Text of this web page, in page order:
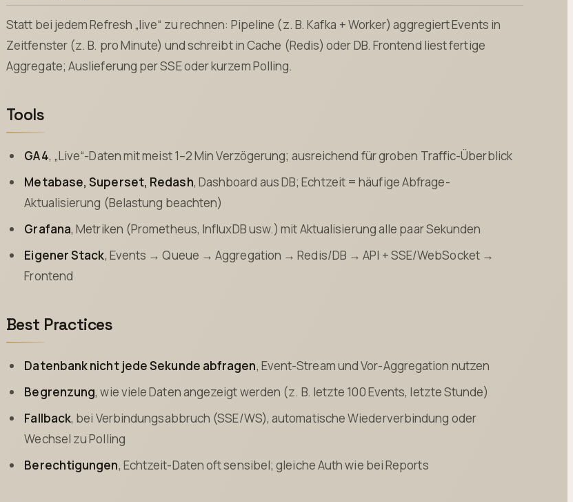
Statt bei jedem Refresh „live“ zu rechnen: Pipeline (z. B. Kafka + Worker) aggregiert Events in
Zeitfenster (z. B. pro Minute) und schreibt in Cache (Redis) oder DB. Frontend liest fertige
Aggregate; Auslieferung per SSE oder kurzem Polling.
Tools
GA4, „Live“-Daten mit meist 1–2 Min Verzögerung; ausreichend für groben Traffic-Überblick
Metabase, Superset, Redash, Dashboard aus DB; Echtzeit = häufige Abfrage-
Aktualisierung (Belastung beachten)
Grafana, Metriken (Prometheus, InfluxDB usw.) mit Aktualisierung alle paar Sekunden
Eigener Stack, Events → Queue → Aggregation → Redis/DB → API + SSE/WebSocket →
Frontend
Best Practices
Datenbank nicht jede Sekunde abfragen, Event-Stream und Vor-Aggregation nutzen
Begrenzung, wie viele Daten angezeigt werden (z. B. letzte 100 Events, letzte Stunde)
Fallback, bei Verbindungsabbruch (SSE/WS), automatische Wiederverbindung oder
Wechsel zu Polling
Berechtigungen, Echtzeit-Daten oft sensibel; gleiche Auth wie bei Reports